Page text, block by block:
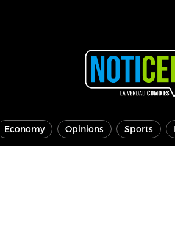
Economy Opinions Sports